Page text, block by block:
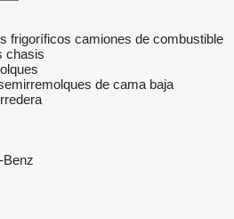
frigoríficos camiones de combustible
chasis
de cama baja
Benz